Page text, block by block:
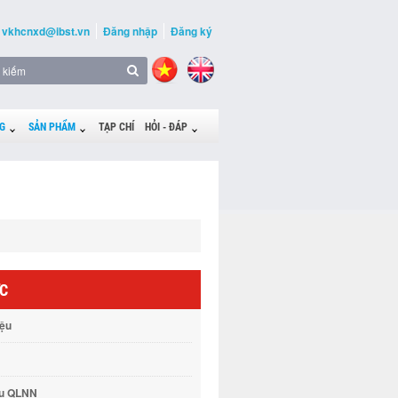
vkhcnxd@ibst.vn Đăng nhập Đăng ký
SẢN PHẨM TẠP CHÍ HỎI - ĐÁP
QLNN